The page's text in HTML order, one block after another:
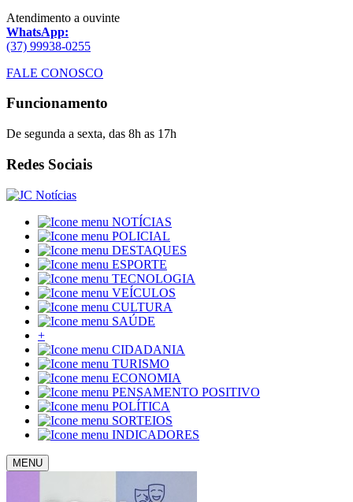
Atendimento a ouvinte
WhatsApp:
(37) 99938-0255
FALE CONOSCO
Funcionamento
De segunda a sexta, das 8h as 17h
Redes Sociais
NOTÍCIAS
POLICIAL
DESTAQUES
ESPORTE
TECNOLOGIA
VEÍCULOS
CULTURA
SAÚDE
+
CIDADANIA
TURISMO
ECONOMIA
PENSAMENTO POSITIVO
POLÍTICA
SORTEIOS
INDICADORES
MENU